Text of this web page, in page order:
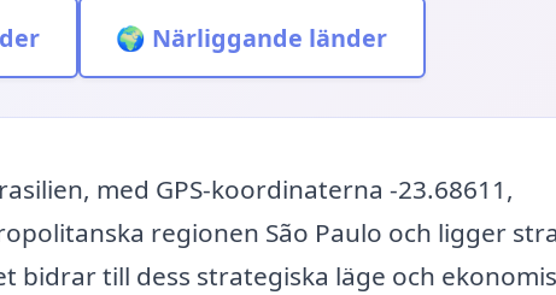
🌍 Närliggande länder
med GPS-koordinaterna -23.68611,
regionen São Paulo och ligger
bidrar till dess strategiska läge och